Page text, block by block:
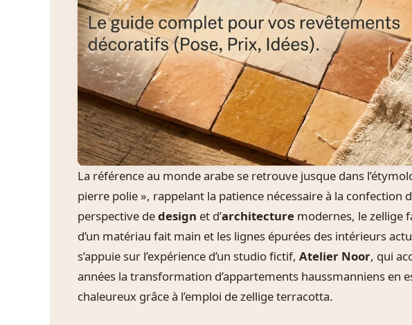
La référence au monde arabe se retrouve jusque dans
pierre polie », rappelant la patience nécessaire à la confection
perspective dedesign et d’architecture modernes, le zellige
d’un matériau fait main et les lignes épurées des intérieurs
s’appuie sur l’expérience d’un studio fictif, Atelier Noor, qui
années la transformation d’appartements haussmanniens en
chaleureux grâce à l’emploi de zellige terracotta.